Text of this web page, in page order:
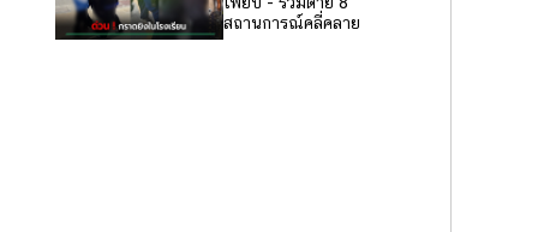
สถานการณ์คลี่คลาย